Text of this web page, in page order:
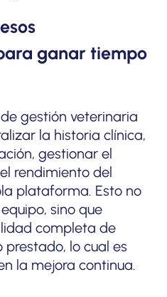
ganar tiempo
gestión veterinaria
la historia clínica,
gestionar el
rendimiento del
plataforma. Esto no
sino que
completa de
lo cual es
la mejora continua.